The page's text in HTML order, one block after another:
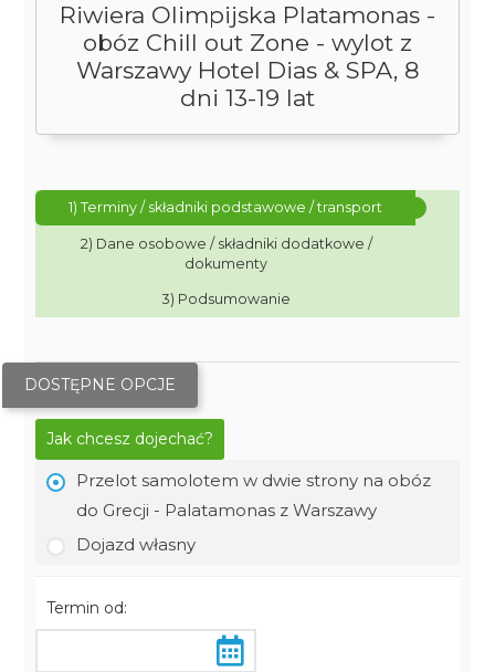
Riwiera Olimpijska Platamonas -
obóz Chill out Zone - wylot z
Warszawy Hotel Dias & SPA, 8
dni 13-19 lat
1) Terminy / składniki podstawowe / transport
2) Dane osobowe / składniki dodatkowe /
dokumenty
3) Podsumowanie
DOSTĘPNE OPCJE
Jak chcesz dojechać?
Przelot samolotem w dwie strony na obóz
do Grecji - Palatamonas z Warszawy
Dojazd własny
Termin od: